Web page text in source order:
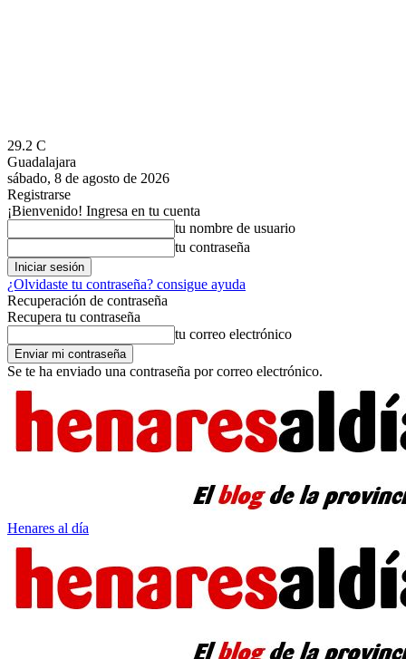
29.2 C
Guadalajara
sábado, 8 de agosto de 2026
Registrarse
¡Bienvenido! Ingresa en tu cuenta
tu nombre de usuario
tu contraseña
¿Olvidaste tu contraseña? consigue ayuda
Recuperación de contraseña
Recupera tu contraseña
tu correo electrónico
Se te ha enviado una contraseña por correo electrónico.
Henares al día